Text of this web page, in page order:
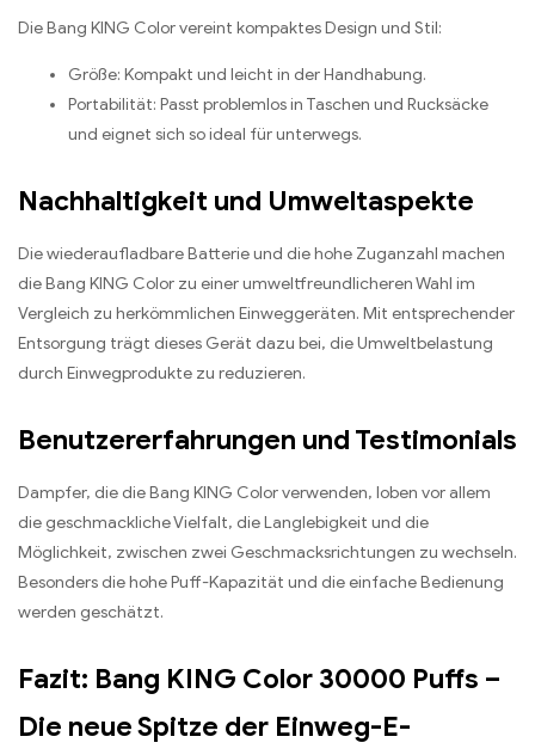
Die Bang KING Color vereint kompaktes Design und Stil:
Größe: Kompakt und leicht in der Handhabung.
Portabilität: Passt problemlos in Taschen und Rucksäcke
und eignet sich so ideal für unterwegs.
Nachhaltigkeit und Umweltaspekte
Die wiederaufladbare Batterie und die hohe Zuganzahl machen
die Bang KING Color zu einer umweltfreundlicheren Wahl im
Vergleich zu herkömmlichen Einweggeräten. Mit entsprechender
Entsorgung trägt dieses Gerät dazu bei, die Umweltbelastung
durch Einwegprodukte zu reduzieren.
Benutzererfahrungen und Testimonials
Dampfer, die die Bang KING Color verwenden, loben vor allem
die geschmackliche Vielfalt, die Langlebigkeit und die
Möglichkeit, zwischen zwei Geschmacksrichtungen zu wechseln.
Besonders die hohe Puff-Kapazität und die einfache Bedienung
werden geschätzt.
Fazit: Bang KING Color 30000 Puffs –
Die neue Spitze der Einweg-E-